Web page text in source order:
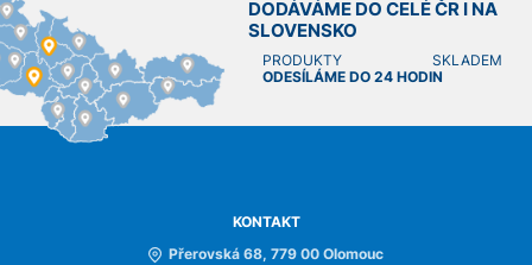
DODÁVÁME DO CELÉ ČR I NA
SLOVENSKO
PRODUKTY SKLADEM
ODESÍLÁME DO 24 HODIN
KONTAKT
Přerovská 68, 779 00 Olomouc